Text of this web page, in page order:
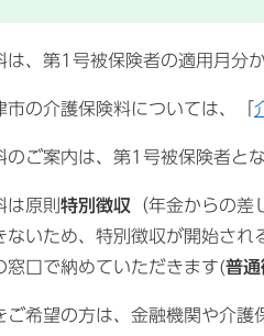
、第1号被保険者の適用月分か
の介護保険料については、「
ご案内は、第1号被保険者と
原則 特別徴収 （年金からの
ないため、特別徴収が開始さ
窓口で納めていただきます(普通
希望の方は、金融機関や介護